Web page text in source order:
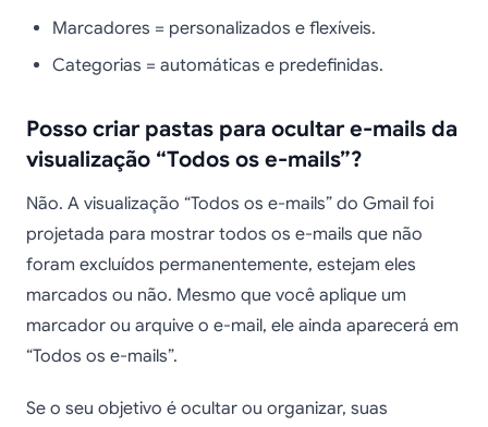
Marcadores = personalizados e flexíveis.
Categorias = automáticas e predefinidas.
Posso criar pastas para ocultar e-mails da
visualização “Todos os e-mails”?
Não. A visualização “Todos os e-mails” do Gmail foi
projetada para mostrar todos os e-mails que não
foram excluídos permanentemente, estejam eles
marcados ou não. Mesmo que você aplique um
marcador ou arquive o e-mail, ele ainda aparecerá em
“Todos os e-mails”.
Se o seu objetivo é ocultar ou organizar, suas